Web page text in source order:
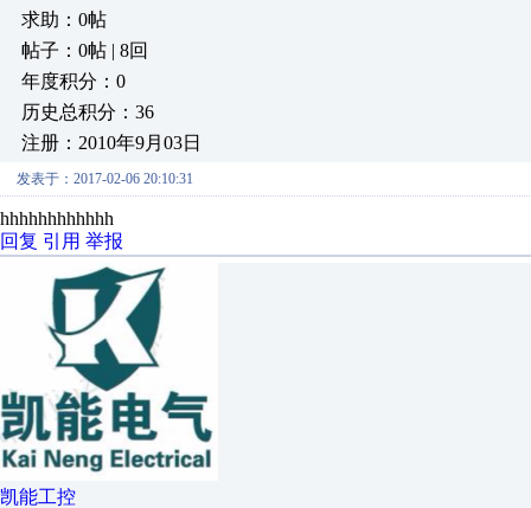
求助：0帖
帖子：0帖 | 8回
年度积分：0
历史总积分：36
注册：2010年9月03日
发表于：2017-02-06 20:10:31
hhhhhhhhhhhh
回复 引用 举报
凯能工控